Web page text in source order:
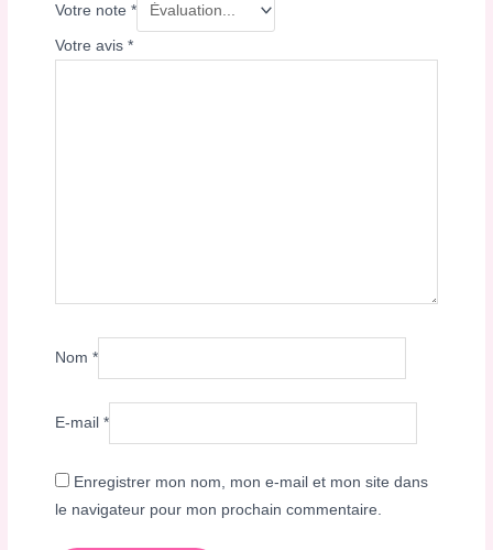
Votre note*
Votre avis*
Nom*
E-mail*
Enregistrer mon nom, mon e-mail et mon site dans
le navigateur pour mon prochain commentaire.